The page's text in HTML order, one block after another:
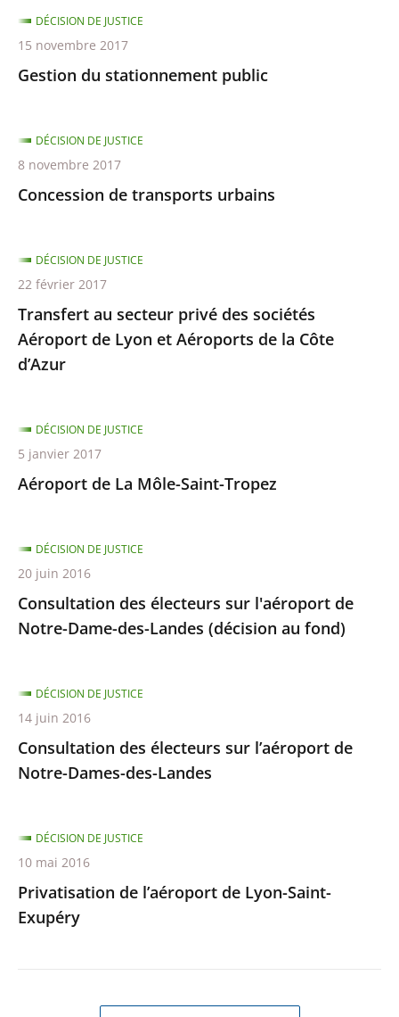
Gestion du stationnement public
DÉCISION DE JUSTICE
15 novembre 2017
Concession de transports urbains
DÉCISION DE JUSTICE
8 novembre 2017
Transfert au secteur privé des sociétés
Aéroport de Lyon et Aéroports de la Côte
d’Azur
DÉCISION DE JUSTICE
22 février 2017
Aéroport de La Môle-Saint-Tropez
DÉCISION DE JUSTICE
5 janvier 2017
Consultation des électeurs sur l'aéroport de
Notre-Dame-des-Landes (décision au fond)
DÉCISION DE JUSTICE
20 juin 2016
Consultation des électeurs sur l’aéroport de
Notre-Dames-des-Landes
DÉCISION DE JUSTICE
14 juin 2016
Privatisation de l’aéroport de Lyon-Saint-
Exupéry
DÉCISION DE JUSTICE
10 mai 2016